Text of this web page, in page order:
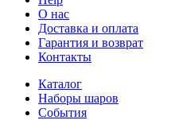
О нас
Доставка и оплата
Гарантия и возврат
Контакты
Каталог
Наборы шаров
События